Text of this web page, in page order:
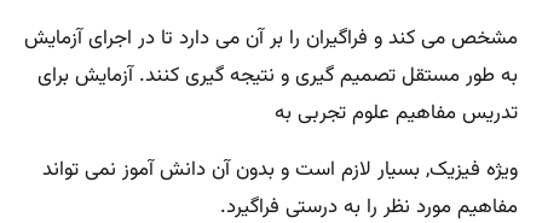
مشخص می کند و فراگیران را بر آن می دارد تا در اجرای آزمایش
به طور مستقل تصمیم گیری و نتیجه گیری کنند. آزمایش برای
تدریس مفاهیم علوم تجربی به
ویژه فیزیک, بسیار لازم است و بدون آن دانش آموز نمی تواند
مفاهیم مورد نظر را به درستی فراگیرد.